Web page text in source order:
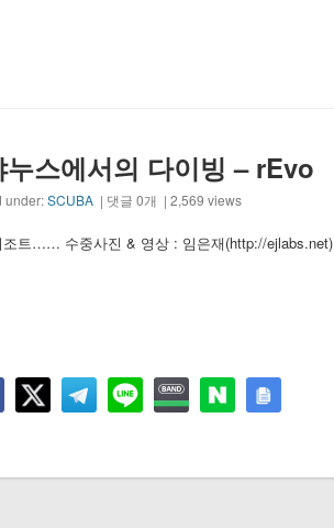
누스에서의 다이빙 – rEvo
under:SCUBA| 댓글 0개 | 2,569 views
조트…… 수중사진 & 영상 : 임은재(http://ejlabs.net)